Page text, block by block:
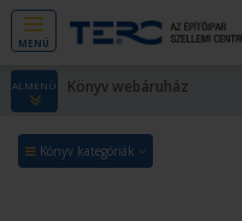
MENÜ
ALMENÜ Könyv webáruház
Könyv kategóriák